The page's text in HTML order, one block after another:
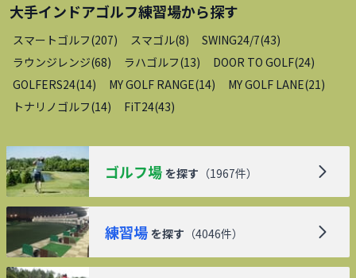
大手インドアゴルフ練習場から探す
スマートゴルフ(207) スマゴル(8) SWING24/7(43)
ラウンジレンジ(68) ラハゴルフ(13) DOOR TO GOLF(24)
GOLFERS24(14) MY GOLF RANGE(14) MY GOLF LANE(21)
トナリノゴルフ(14) FiT24(43)
ゴルフ場 を探す （1967件）
練習場 を探す （4046件）